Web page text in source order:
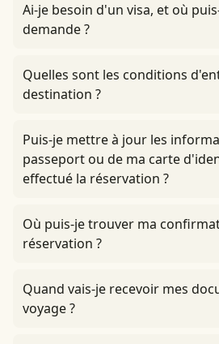
Ai-je besoin d'un visa, et où
demande ?
Quelles sont les conditions
destination ?
Puis-je mettre à jour les
passeport ou de ma carte
effectué la réservation ?
Où puis-je trouver ma
réservation ?
Quand vais-je recevoir mes
voyage ?